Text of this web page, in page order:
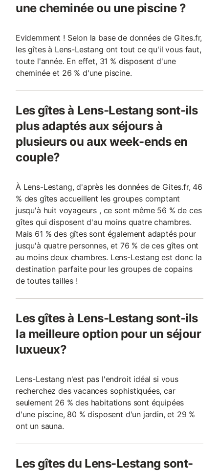
une cheminée ou une piscine ?
Evidemment ! Selon la base de données de Gites.fr,
les gîtes à Lens-Lestang ont tout ce qu'il vous faut,
toute l'année. En effet, 31 % disposent d'une
cheminée et 26 % d'une piscine.
Les gîtes à Lens-Lestang sont-ils
plus adaptés aux séjours à
plusieurs ou aux week-ends en
couple?
À Lens-Lestang, d'après les données de Gites.fr, 46
% des gîtes accueillent les groupes comptant
jusqu'à huit voyageurs , ce sont même 56 % de ces
gîtes qui disposent d'au moins quatre chambres.
Mais 61 % des gîtes sont également adaptés pour
jusqu'à quatre personnes, et 76 % de ces gîtes ont
au moins deux chambres. Lens-Lestang est donc la
destination parfaite pour les groupes de copains
de toutes tailles !
Les gîtes à Lens-Lestang sont-ils
la meilleure option pour un séjour
luxueux?
Lens-Lestang n'est pas l'endroit idéal si vous
recherchez des vacances sophistiquées, car
seulement 26 % des habitations sont équipées
d'une piscine, 80 % disposent d'un jardin, et 29 %
ont un sauna.
Les gîtes du Lens-Lestang sont-